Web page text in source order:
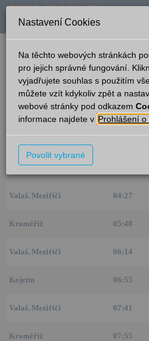
verze: 2.0.6 podpora: help-tabule@oltis.cz
English
Příjezdy
Rožnov pod
Ze směru Čas/
Vsetín
Valaš. Meziříčí 04:27
Kroměříž 05:48
Valaš. Meziříčí 06:14
Kojetín 06:55
Valaš. Meziříčí 07:41
Kroměříž 07:55
Nastavení Cookies
Na těchto webových stránkách
pro jejich správné fungování.
vyjadřujete souhlas s použitím
můžete vzít kdykoliv zpět a
webové stránky pod odkazem
informace najdete v Prohlášení
Povolit vybrané